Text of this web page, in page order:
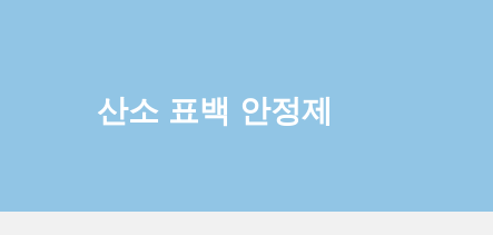
산소 표백 안정제